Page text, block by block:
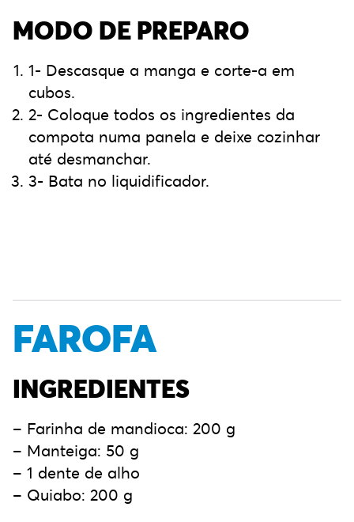
MODO DE PREPARO
1- Descasque a manga e corte-a em
cubos.
2- Coloque todos os ingredientes da
compota numa panela e deixe cozinhar
até desmanchar.
3- Bata no liquidificador.
FAROFA
INGREDIENTES
– Farinha de mandioca: 200 g
– Manteiga: 50 g
– 1 dente de alho
– Quiabo: 200 g